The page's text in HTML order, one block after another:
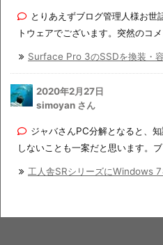
とりあえずブログ管理人様お世
トウェアでございます。突然のコ
Surface Pro 3のSSDを換装・
2020年2月27日
simoyan さん
ジャバさんPC分解となると、
しないことも一案だと思います。
工人舎SRシリーズにWindows